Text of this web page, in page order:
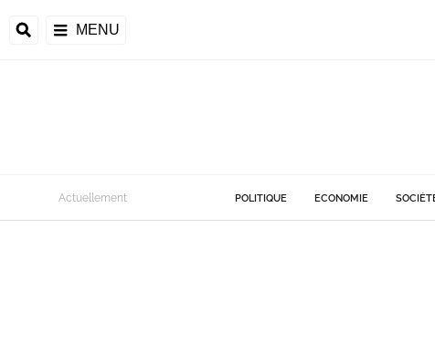
MENU
Actuellement POLITIQUE ECONOMIE